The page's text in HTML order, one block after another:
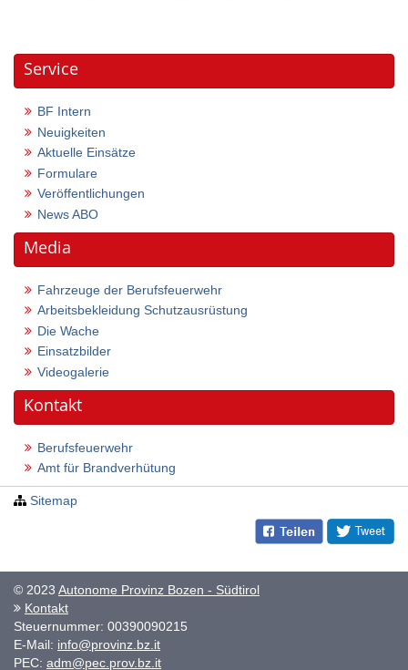
Service
BF Intern
Neuigkeiten
Aktuelle Einsätze
Formulare
Veröffentlichungen
News ABO
Media
Fahrzeuge der Berufsfeuerwehr
Arbeitsbekleidung Schutzausrüstung
Die Wache
Einsatzbilder
Videogalerie
Kontakt
Berufsfeuerwehr
Amt für Brandverhütung
Sitemap
© 2023 Autonome Provinz Bozen - Südtirol
Kontakt
Steuernummer: 00390090215
E-Mail: info@provinz.bz.it
PEC: adm@pec.prov.bz.it